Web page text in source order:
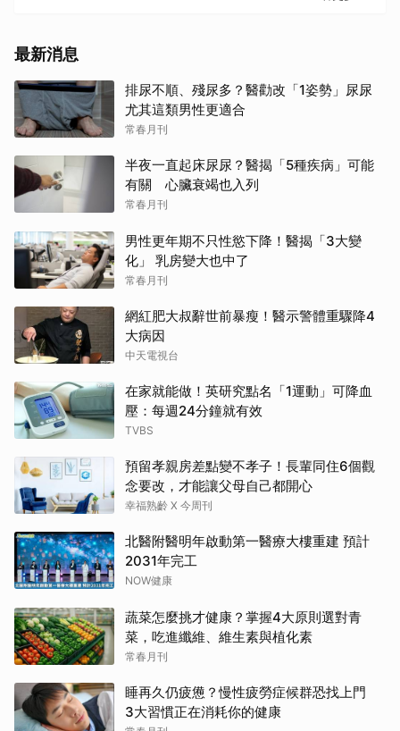
最新消息
排尿不順、殘尿多？醫勸改「1姿勢」尿尿
尤其這類男性更適合
常春月刊
半夜一直起床尿尿？醫揭「5種疾病」可能
有關 心臟衰竭也入列
常春月刊
男性更年期不只性慾下降！醫揭「3大變
化」 乳房變大也中了
常春月刊
網紅肥大叔辭世前暴瘦！醫示警體重驟降4
大病因
中天電視台
在家就能做！英研究點名「1運動」可降血
壓：每週24分鐘就有效
TVBS
預留孝親房差點變不孝子！長輩同住6個觀
念要改，才能讓父母自己都開心
幸福熟齡 X 今周刊
北醫附醫明年啟動第一醫療大樓重建 預計
2031年完工
NOW健康
蔬菜怎麼挑才健康？掌握4大原則選對青
菜，吃進纖維、維生素與植化素
常春月刊
睡再久仍疲憊？慢性疲勞症候群恐找上門
3大習慣正在消耗你的健康